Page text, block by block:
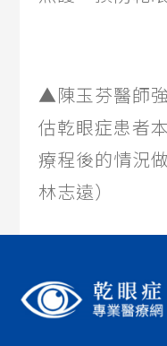
▲陳玉芬醫師
估乾眼症患者
療程後的情況
林志遠）